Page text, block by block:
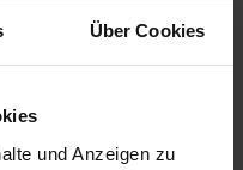
Über Cookies
und Anzeigen zu